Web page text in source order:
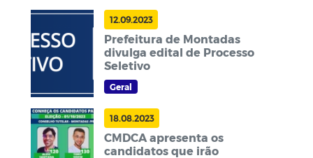
12.09.2023
Prefeitura de Montadas
divulga edital de Processo
Seletivo
Geral
18.08.2023
CMDCA apresenta os
candidatos que irão